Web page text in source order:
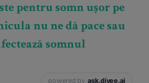
pentru somn ușor pe
nu ne dă pace sau
somnul